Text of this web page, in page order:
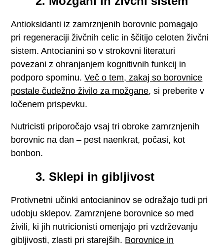
Antioksidanti iz zamrznjenih borovnic pomagajo
pri regeneraciji živčnih celic in ščitijo celoten živčni
sistem. Antocianini so v strokovni literaturi
povezani z ohranjanjem kognitivnih funkcij in
podporo spominu.Več o tem, zakaj so borovnice
postale čudežno živilo za možgane, si preberite v
ločenem prispevku.
Nutricisti priporočajo vsaj tri obroke zamrznjenih
borovnic na dan – pest naenkrat, počasi, kot
bonbon.
3. Sklepi in gibljivost
Protivnetni učinki antocianinov se odražajo tudi pri
udobju sklepov. Zamrznjene borovnice so med
živili, ki jih nutricionisti omenjajo pri vzdrževanju
gibljivosti, zlasti pri starejših. Borovnice in